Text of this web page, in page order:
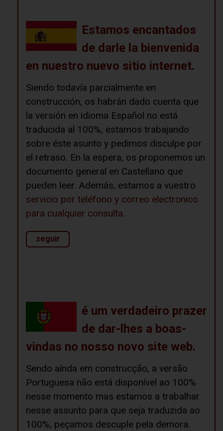
Estamos encantados
de darle la bienvenida
en nuestro nuevo sitio internet.
Siendo todavía parcialmente en
construcción, os habrán dado cuenta que
la versión en idioma Español no está
traducida al 100%, estamos trabajando
sobre éste asunto y pedimos disculpe por
el retraso. En la espera, os proponemos un
documento general en Castellano que
pueden leer. Además, estamos a vuestro
servicio por teléfono y correo electronico
para cualquier consulta.
seguir
é um verdadeiro prazer
de dar-lhes a boas-
vindas no nosso novo site web.
Sendo aínda em construcção, a versão
Portuguesa não está disponível ao 100%
nesse momento mas estamos a trabalhar
nesse assunto para que seja traduzida ao
100%, peçamos descuple pela demora.